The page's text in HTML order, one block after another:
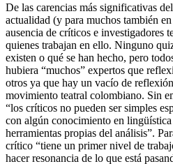
De las carencias más significativas
actualidad (y para muchos también
ausencia de críticos e investigadores
quienes trabajan en ello. Ninguno
existen o qué se han hecho, pero
hubiera “muchos” expertos que
otros ya que hay un vacío de
movimiento teatral colombiano. Sin
“los críticos no pueden ser simples
con algún conocimiento en
herramientas propias del análisis”.
crítico “tiene un primer nivel de
hacer resonancia de lo que está